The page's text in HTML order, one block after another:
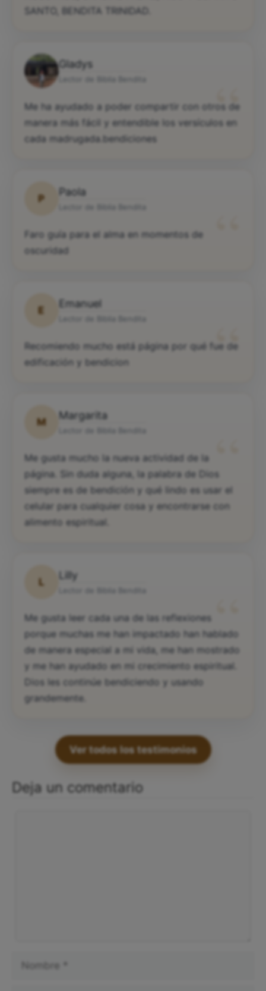
SANTO, BENDITA TRINIDAD.
Gladys
“
Me ha ayudado a poder compartir con otros de
manera más fácil y entendible los versículos en
cada madrugada.bendiciones
P
Paola
Faro guía para el alma en momentos de
oscuridad
E
Emanuel
“
Recomiendo mucho está página por qué fue de
edificación y bendicion
M
Margarita
“
Me gusta mucho la nueva actividad de la
página. Sin duda alguna, la palabra de Dios
siempre es de bendición y qué lindo es usar el
celular para cualquier cosa y encontrarse con
alimento espiritual.
L
Lilly
“
Me gusta leer cada una de las reflexiones
porque muchas me han impactado han hablado
de manera especial a mi vida, me han mostrado
y me han ayudado en mi crecimiento espiritual.
Dios les continúe bendiciendo y usando
grandemente.
Ver todos los testimonios
Deja un comentario